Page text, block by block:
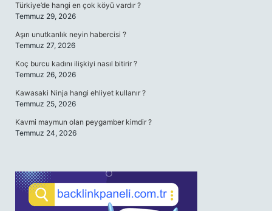
Türkiye’de hangi en çok köyü vardır ?
Temmuz 29, 2026
Aşırı unutkanlık neyin habercisi ?
Temmuz 27, 2026
Koç burcu kadını ilişkiyi nasıl bitirir ?
Temmuz 26, 2026
Kawasaki Ninja hangi ehliyet kullanır ?
Temmuz 25, 2026
Kavmi maymun olan peygamber kimdir ?
Temmuz 24, 2026